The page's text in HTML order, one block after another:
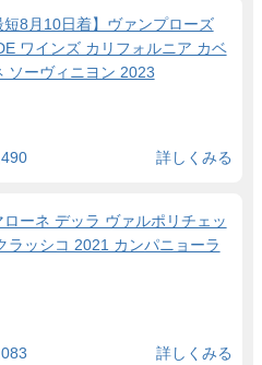
短8月10日着】ヴァンプローズ
ワインズ カリフォルニア カベ
ソーヴィニヨン 2023
詳しくみる
ローネ デッラ ヴァルポリチェッ
ラッシコ 2021 カンパニョーラ
詳しくみる